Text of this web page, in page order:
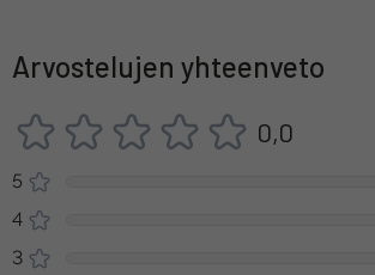
Arvostelujen yhteenveto
0,0
5
4
3